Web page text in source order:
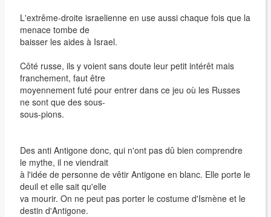
L'extrême-droite israelienne en use aussi chaque fois que la
menace tombe de
baisser les aides à Israel.
Côté russe, ils y voient sans doute leur petit intérêt mais
franchement, faut être
moyennement futé pour entrer dans ce jeu où les Russes
ne sont que des sous-
sous-pions.
Des anti Antigone donc, qui n'ont pas dû bien comprendre
le mythe, il ne viendrait
à l'idée de personne de vêtir Antigone en blanc. Elle porte le
deuil et elle sait qu'elle
va mourir. On ne peut pas porter le costume d'Ismène et le
destin d'Antigone.